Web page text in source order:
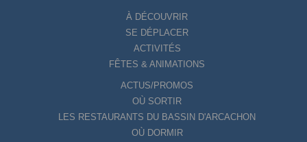
À DÉCOUVRIR
SE DÉPLACER
ACTIVITÉS
FÊTES & ANIMATIONS
ACTUS/PROMOS
OÙ SORTIR
LES RESTAURANTS DU BASSIN D'ARCACHON
OÙ DORMIR